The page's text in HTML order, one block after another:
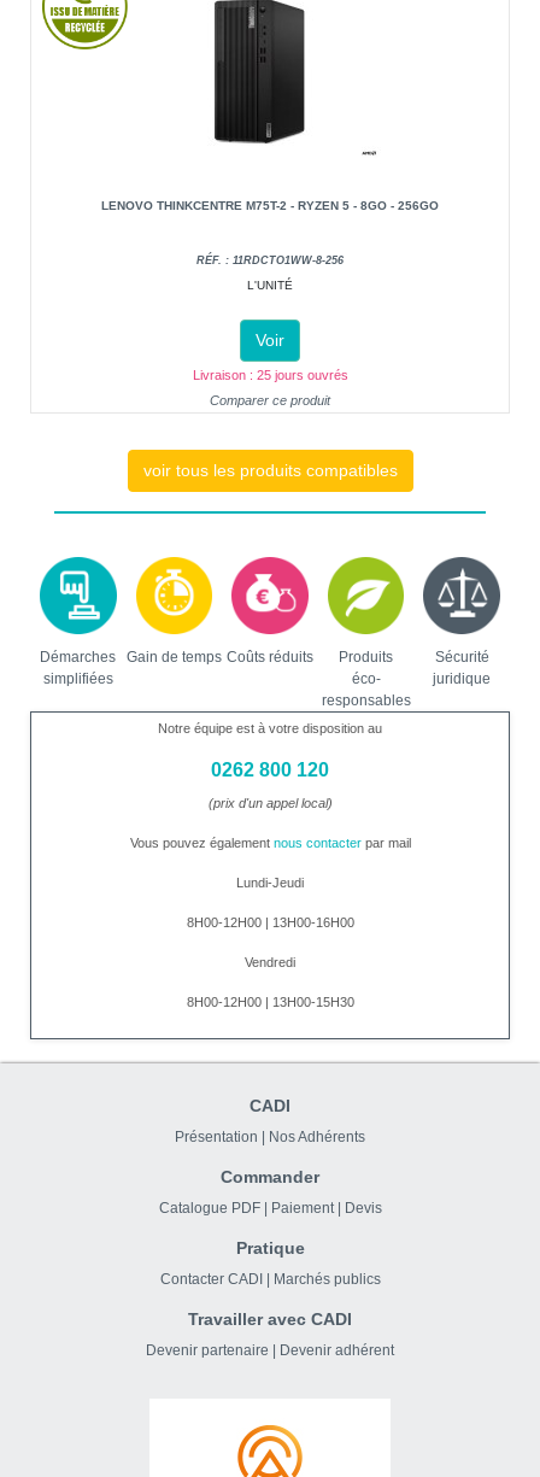
LENOVO THINKCENTRE M75T-2 - RYZEN 5 - 8GO - 256GO
RÉF. : 11RDCTO1WW-8-256
L'UNITÉ
Voir
Livraison : 25 jours ouvrés
Comparer ce produit
voir tous les produits compatibles
Démarches
simplifiées
Gain de temps Coûts réduits
Produits
éco-
responsables
Sécurité
juridique
Notre équipe est à votre disposition au
0262 800 120
(prix d'un appel local)
Vous pouvez également nous contacterpar mail
Lundi-Jeudi
8H00-12H00 | 13H00-16H00
Vendredi
8H00-12H00 | 13H00-15H30
CADI
Présentation | Nos Adhérents
Commander
Catalogue PDF | Paiement | Devis
Pratique
Contacter CADI | Marchés publics
Travailler avec CADI
Devenir partenaire | Devenir adhérent